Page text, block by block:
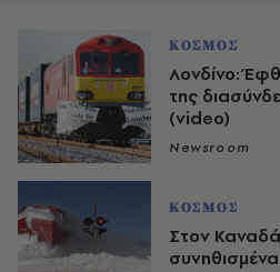
ΚΟΣΜΟΣ
Λονδίνο:
της
(video)
Newsroom
ΚΟΣΜΟΣ
Στον Καναδά